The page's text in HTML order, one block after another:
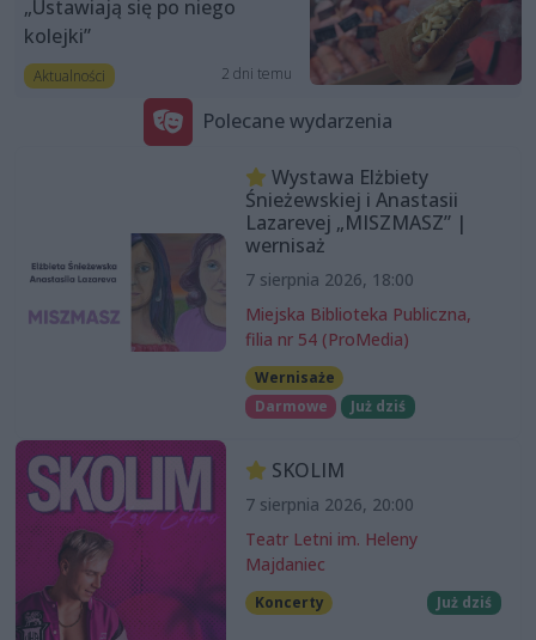
„Ustawiają się po niego
kolejki”
Aktualności 2 dni temu
Polecane wydarzenia
Wystawa Elżbiety
Śnieżewskiej i Anastasii
Lazarevej „MISZMASZ” |
wernisaż
7 sierpnia 2026, 18:00
Miejska Biblioteka Publiczna,
filia nr 54 (ProMedia)
Wernisaże
Darmowe
Już dziś
SKOLIM
7 sierpnia 2026, 20:00
Teatr Letni im. Heleny
Majdaniec
Koncerty Już dziś